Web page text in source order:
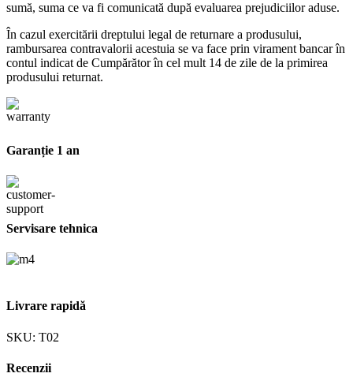
sumă, suma ce va fi comunicată după evaluarea prejudiciilor aduse.
În cazul exercitării dreptului legal de returnare a produsului,
rambursarea contravalorii acestuia se va face prin virament bancar în
contul indicat de Cumpărător în cel mult 14 de zile de la primirea
produsului returnat.
Garanție 1 an
Servisare tehnica
Livrare rapidă
SKU: T02
Recenzii